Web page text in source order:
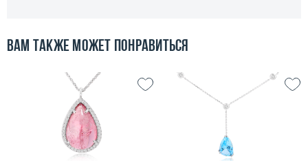
Вам также может понравиться